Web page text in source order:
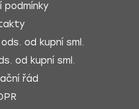
podmínky
od kupní sml.
od kupní sml.
řád